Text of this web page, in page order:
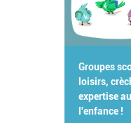
Groupes
loisirs,
expertise
l'enfance !